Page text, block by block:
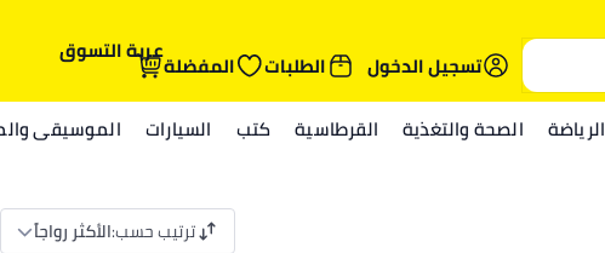
تسجيل الدخول
الطلبات المفضلةعربة التسوق
الرياضة الصحة والتغذية القرطاسية كتب السيارات الموسيقى
ترتيب حسب:الأكثر رواجاً